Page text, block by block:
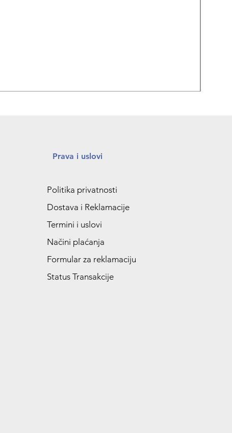
Prava i uslovi
Politika privatnosti
Dostava i Reklamacije
Termini i uslovi
Načini plaćanja
Formular za reklamaciju
Status Transakcije